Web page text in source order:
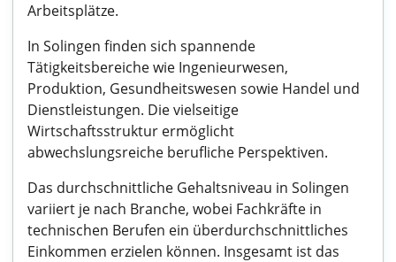
Arbeitsplätze.
In Solingen finden sich spannende
Tätigkeitsbereiche wie Ingenieurwesen,
Produktion, Gesundheitswesen sowie Handel und
Dienstleistungen. Die vielseitige
Wirtschaftsstruktur ermöglicht
abwechslungsreiche berufliche Perspektiven.
Das durchschnittliche Gehaltsniveau in Solingen
variiert je nach Branche, wobei Fachkräfte in
technischen Berufen ein überdurchschnittliches
Einkommen erzielen können. Insgesamt ist das